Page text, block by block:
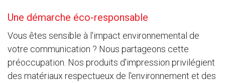
Une démarche éco-responsable
Vous êtes sensible à l'impact environnemental de
votre communication ? Nous partageons cette
préoccupation. Nos produits d'impression privilégient
des matériaux respectueux de l'environnement et des